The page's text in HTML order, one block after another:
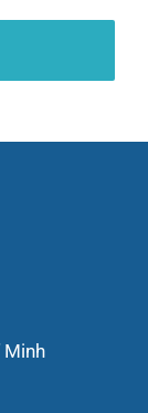
Minh